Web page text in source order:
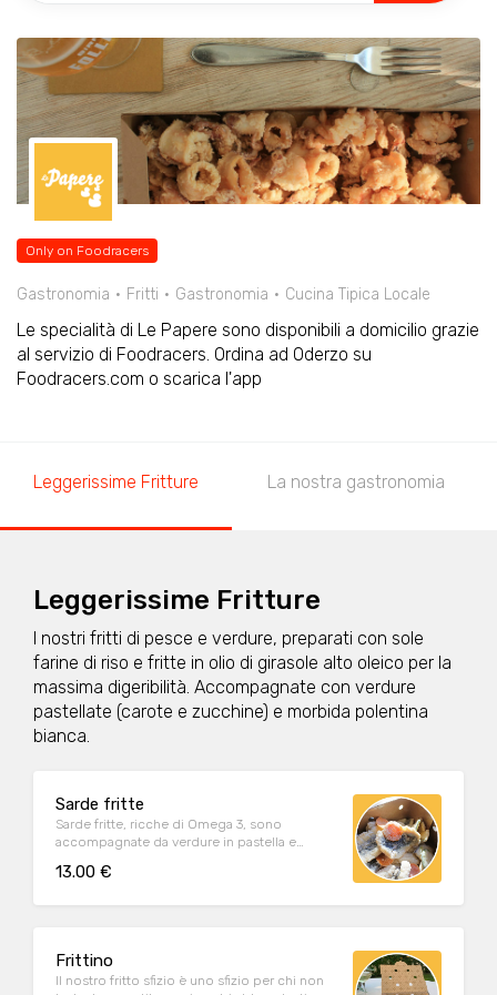
Only on Foodracers
Gastronomia Fritti Gastronomia Cucina Tipica Locale
Le specialità di Le Papere sono disponibili a domicilio grazie
al servizio di Foodracers. Ordina ad Oderzo su
Foodracers.com o scarica l'app
Leggerissime Fritture La nostra gastronomia
Leggerissime Fritture
I nostri fritti di pesce e verdure, preparati con sole
farine di riso e fritte in olio di girasole alto oleico per la
massima digeribilità. Accompagnate con verdure
pastellate (carote e zucchine) e morbida polentina
bianca.
Sarde fritte
Sarde fritte, ricche di Omega 3, sono
accompagnate da verdure in pastella e
pietra.
13.00 €
Frittino
Il nostro fritto sfizio è uno sfizio per chi non